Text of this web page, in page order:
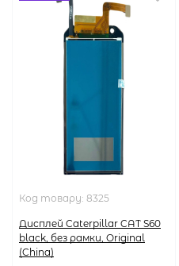
Код товару: 8325
Дисплей Caterpillar CAT S60
black, без рамки, Original
(China)